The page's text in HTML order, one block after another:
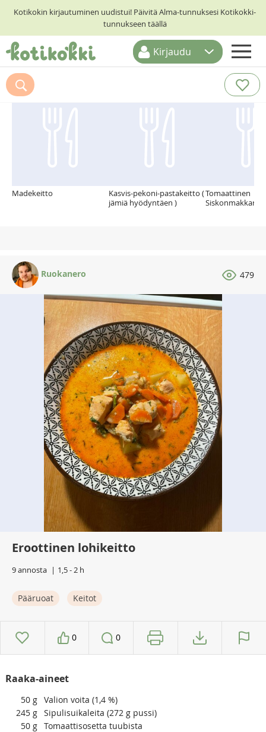
Kotikokin kirjautuminen uudistui! Päivitä Alma-tunnuksesi Kotikokki-
tunnukseen täällä
ETUSIVU
RESEPTIHAKU
Kirjaudu
Suosittelemme myös
Madekeitto
Kasvis-pekoni-pastakeitto (
jämiä hyödyntäen )
Tomaattinen
Ruokanero 479
Eroottinen lohikeitto
9 annosta 1,5 - 2 h
Pääruoat Keitot
0 0
Raaka-aineet
50 g Valion voita (1,4 %)
245 g Sipulisuikaleita (272 g pussi)
50 g Tomaattisosetta tuubista